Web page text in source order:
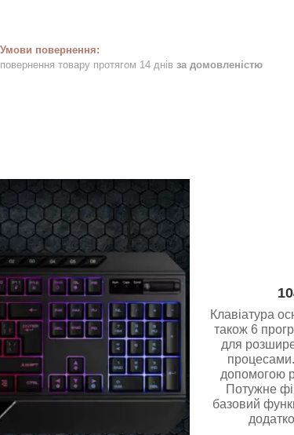
повернення товару протягом 14 днів за домовленістю
Клавіатура
також 6
для
допомогою
Потужне
базовий